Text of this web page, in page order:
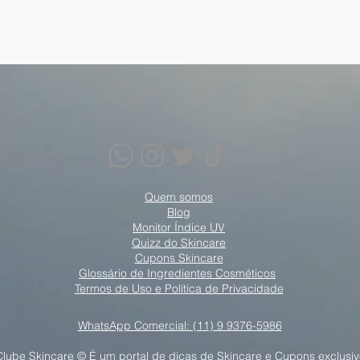
Quem somos
Blog
Monitor Índice UV
Quizz do Skincare
Cupons Skincare
Glossário de Ingredientes Cosméticos
Termos de Uso e Política de Privacidade
WhatsApp Comercial: (11) 9 9376-5986
Skincare © É um portal de dicas de Skincare e Cupons